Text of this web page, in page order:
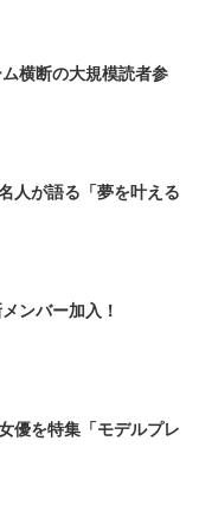
横断の大規模読者参
人が語る「夢を叶える
ンバー加入！
優を特集「モデルプレ